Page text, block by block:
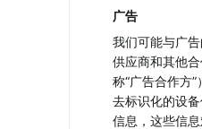
广告
我们可能与广
供应商和其他
称“广告合作方
去标识化的设
信息，这些信